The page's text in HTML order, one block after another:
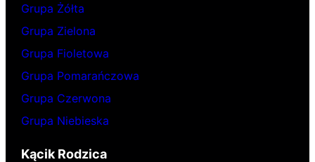
Grupa Żółta
Grupa Zielona
Grupa Fioletowa
Grupa Pomarańczowa
Grupa Czerwona
Grupa Niebieska
Kącik Rodzica